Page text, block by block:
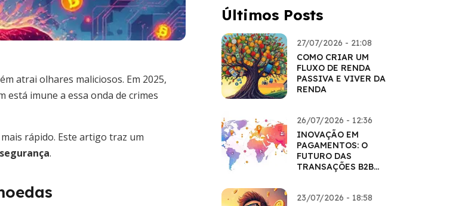
atrai olhares maliciosos. Em 2025,
está imune a essa onda de crimes
rápido. Este artigo traz um
.
Últimos Posts
27/07/2026 - 21:08
COMO CRIAR UM
FLUXO DE RENDA
PASSIVA E VIVER DA
RENDA
26/07/2026 - 12:36
INOVAÇÃO EM
PAGAMENTOS: O
FUTURO DAS
TRANSAÇÕES B2B
23/07/2026 - 18:58